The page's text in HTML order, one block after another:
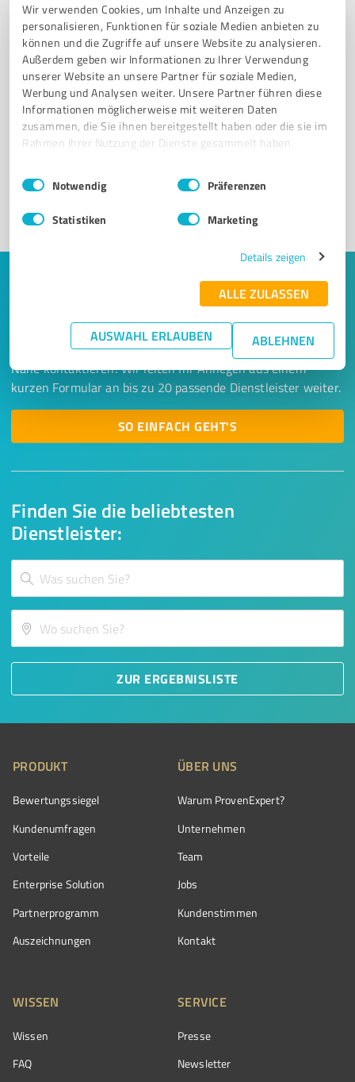
Wir verwenden Cookies, um Inhalte und Anzeigen zu
personalisieren, Funktionen für soziale Medien anbieten zu
können und die Zugriffe auf unsere Website zu analysieren.
Außerdem geben wir Informationen zu Ihrer Verwendung
unserer Website an unsere Partner für soziale Medien,
Werbung und Analysen weiter. Unsere Partner führen diese
Informationen möglicherweise mit weiteren Daten
zusammen, die Sie ihnen bereitgestellt haben oder die sie im
Rahmen Ihrer Nutzung der Dienste gesammelt haben.
Impressum Datenschutzbestimmungen
Einwilligungsauswahl
Notwendig Präferenzen
Statistiken Marketing
Details zeigen
ALLE ZULASSEN
AUSWAHL ERLAUBEN ABLEHNEN
Sie möchten auch hier gelistet werden?
Registrieren Sie sich jetzt und werden Sie ein von
Finden Sie die beliebtesten
Dienstleister:
ZUR ERGEBNISLISTE
Keine Zeit für lange Recherchen und E-
Mails? Jetzt Angebote empfangen!
Lassen Sie sich einfach von passenden Experten in Ihrer
Nähe kontaktieren! Wir leiten Ihr Anliegen aus einem
kurzen Formular an bis zu 20 passende Dienstleister weiter.
SO EINFACH GEHT'S
PRODUKT
Bewertungssiegel
Kundenumfragen
Vorteile
Enterprise Solution
Partnerprogramm
Auszeichnungen
ÜBER UNS
Warum ProvenExpert?
Unternehmen
Team
Jobs
Kundenstimmen
Kontakt
WISSEN
Wissen
FAQ
SERVICE
Presse
Newsletter